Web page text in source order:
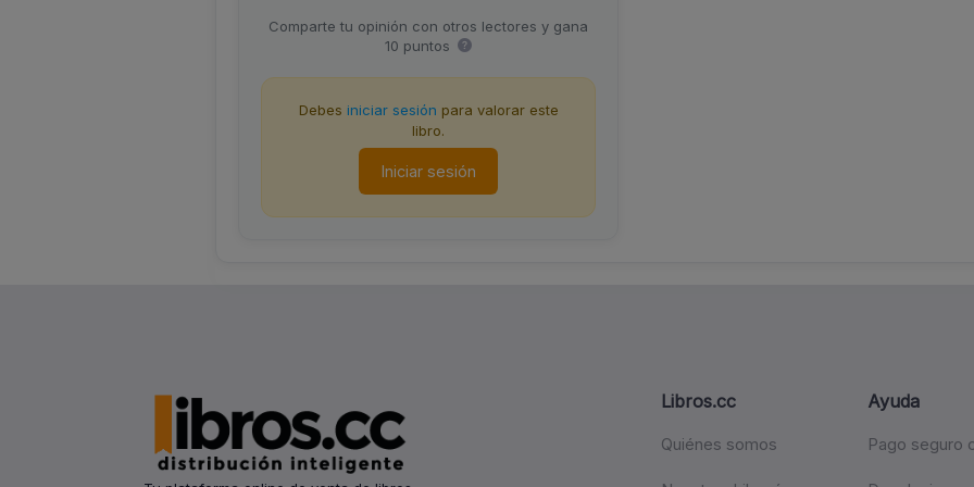
Comparte tu opinión con otros lectores y gana
10 puntos
Debes iniciar sesión para valorar este
libro.
Iniciar sesión
Libros.cc
Quiénes somos
Ayuda
Pago seguro